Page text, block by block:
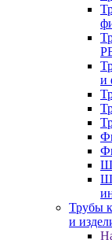
и
Трубы
и